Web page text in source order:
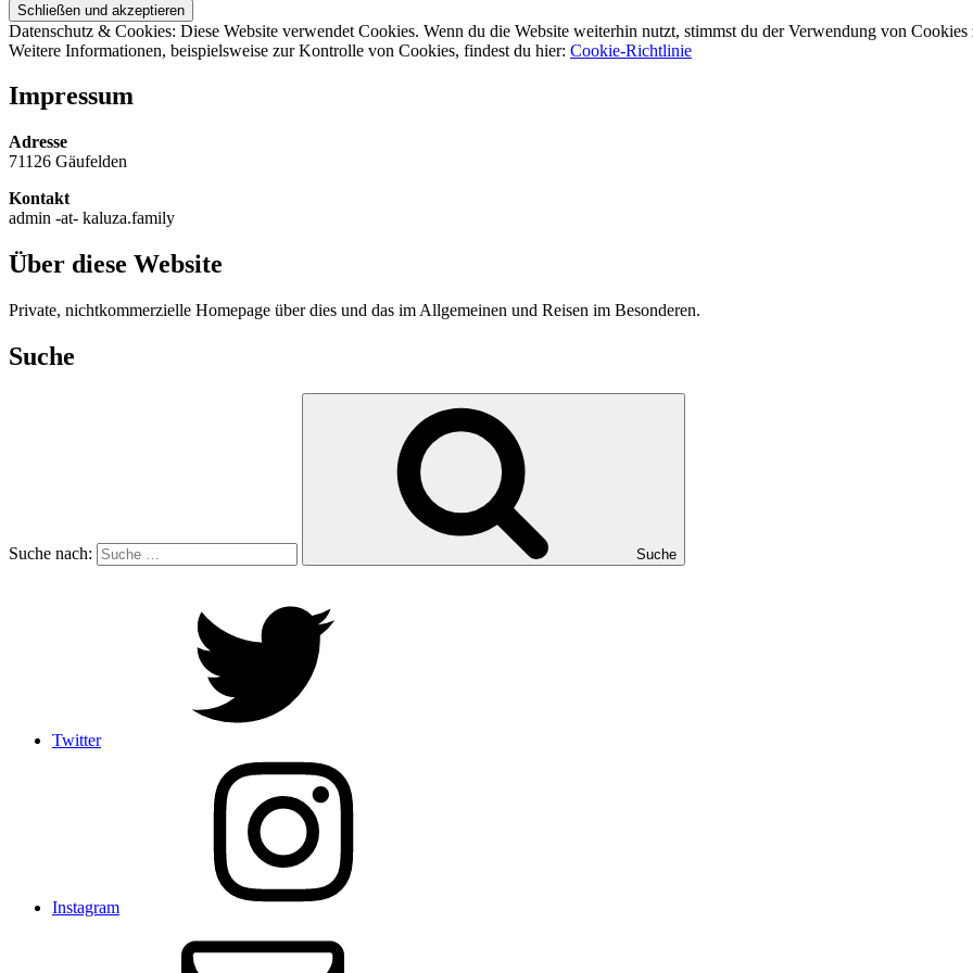
Datenschutz & Cookies: Diese Website verwendet Cookies. Wenn du die Website weiterhin nutzt, stimmst du der Verwendung von Cookies
Weitere Informationen, beispielsweise zur Kontrolle von Cookies, findest du hier: Cookie-Richtlinie
Impressum
Adresse
71126 Gäufelden
Kontakt
admin -at- kaluza.family
Über diese Website
Private, nichtkommerzielle Homepage über dies und das im Allgemeinen und Reisen im Besonderen.
Suche
Suche nach: Suche
Twitter
Instagram